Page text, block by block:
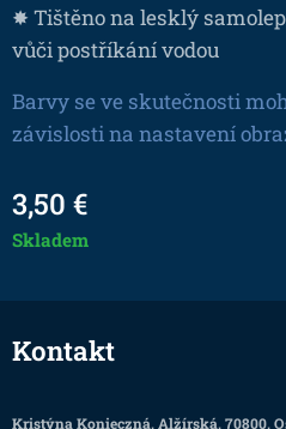
✸ Tištěno na lesklý
vůči postříkání vodou
Barvy se ve skutečnosti
závislosti na nastavení
3,50 €
Skladem
Kontakt
Kristýna Konieczná, Alžírská, 70800,